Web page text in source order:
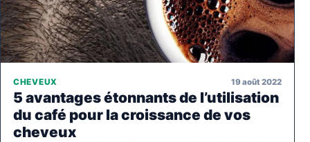
CHEVEUX 19 août 2022
5 avantages étonnants de l’utilisation
du café pour la croissance de vos
cheveux